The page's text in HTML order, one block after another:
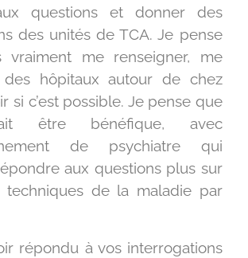
questions et donner des
des unités de TCA. Je pense
vraiment me renseigner, me
des hôpitaux autour de chez
si c’est possible. Je pense que
être bénéfique, avec
de psychiatre qui
aux questions plus sur
techniques de la maladie par
répondu à vos interrogations